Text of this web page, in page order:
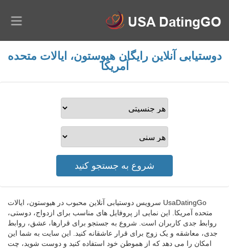
دوستیابی آنلاین رایگان هیوستون، ایالات متحده
آمریکا
UsaDatingGo سرویس دوستیابی آنلاین محبوب در هیوستون، ایالات
متحده آمریکا. این نمایی از پروفایل های مناسب برای ازدواج، دوستی،
روابط جدی کاربران است. شروع به جستجو برای قرارها، عشق، روابط
جدی، معاشقه و یک زوج برای قرار عاشقانه کنید. این سایت به شما این
امکان را می دهد که از هموطن خود استفاده کنید و دوست شوید، چت